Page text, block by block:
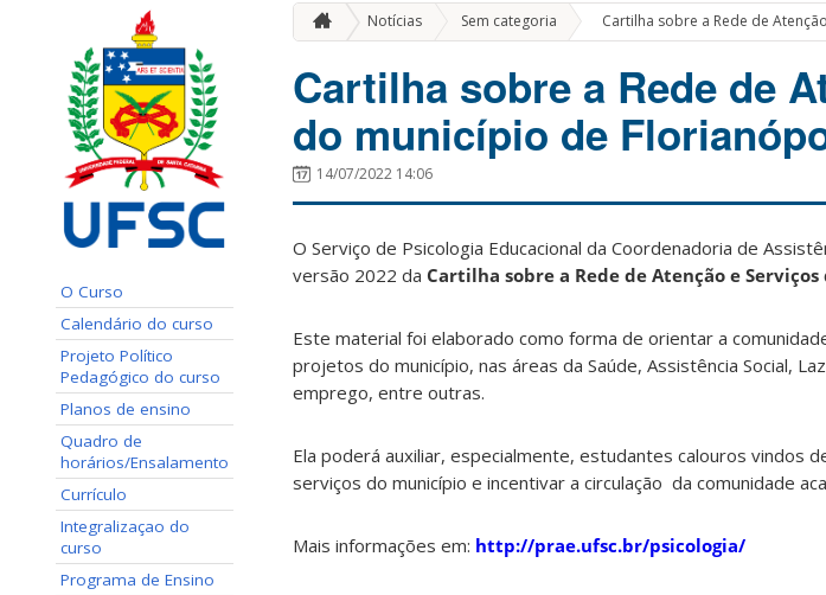
O Curso
Calendário do curso
Projeto Político
Pedagógico do curso
Planos de ensino
Quadro de
horários/Ensalamento
Currículo
Integralizaçao do
curso
Programa de Ensino
Notícias Sem categoria » Cartilha sobre a Rede de
Cartilha sobre a Rede de
do município de
14/07/2022 14:06
O Serviço de Psicologia Educacional da Coordenadoria de
versão 2022 da Cartilha sobre a Rede de Atenção e
Este material foi elaborado como forma de orientar a
projetos do município, nas áreas da Saúde, Assistência Social,
emprego, entre outras.
Ela poderá auxiliar, especialmente, estudantes calouros vindos
serviços do município e incentivar a circulação da comunidade
Mais informações em: http://prae.ufsc.br/psicologia/